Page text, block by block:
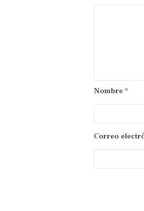
Nombre *
Correo